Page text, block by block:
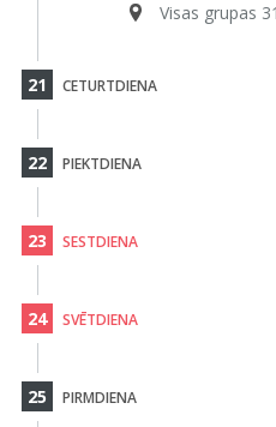
Visas grupas
21 CETURTDIENA
22 PIEKTDIENA
23 SESTDIENA
24 SVĒTDIENA
25 PIRMDIENA